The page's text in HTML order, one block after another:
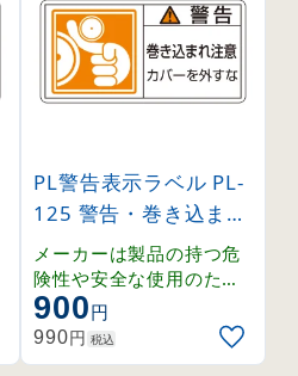
PL警告表示ラベル PL-
125 警告・巻き込まれ
注意・カバーを外すな
小 (203125)
メーカーは製品の持つ危
険性や安全な使用のため
の指示に関わる正しい警
告を、ユーザーに提供す
る義務があり、その内容
900円
990円 税込